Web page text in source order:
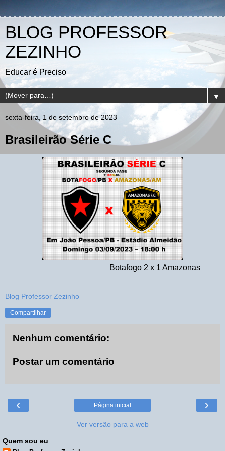
BLOG PROFESSOR
ZEZINHO
Educar é Preciso
▼
sexta-feira, 1 de setembro de 2023
Brasileirão Série C
Botafogo 2 x 1 Amazonas
Blog Professor Zezinho
Compartilhar
Nenhum comentário:
Postar um comentário
‹ ›
Página inicial
Ver versão para a web
Quem sou eu